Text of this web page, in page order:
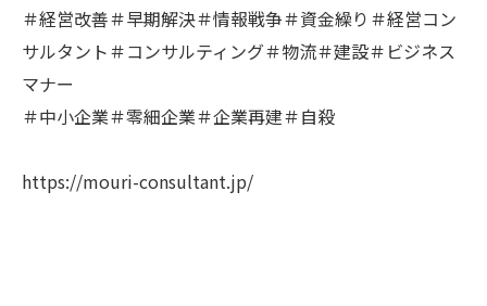
＃経営改善＃早期解決＃情報戦争＃資金繰り＃経営コン
サルタント＃コンサルティング＃物流＃建設＃ビジネス
マナー
＃中小企業＃零細企業＃企業再建＃自殺
https://mouri-consultant.jp/